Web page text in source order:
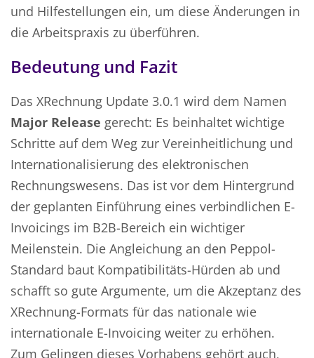
und Hilfestellungen ein, um diese Änderungen in
die Arbeitspraxis zu überführen.
Bedeutung und Fazit
Das XRechnung Update 3.0.1 wird dem Namen
Major Release gerecht: Es beinhaltet wichtige
Schritte auf dem Weg zur Vereinheitlichung und
Internationalisierung des elektronischen
Rechnungswesens. Das ist vor dem Hintergrund
der geplanten Einführung eines verbindlichen E-
Invoicings im B2B-Bereich ein wichtiger
Meilenstein. Die Angleichung an den Peppol-
Standard baut Kompatibilitäts-Hürden ab und
schafft so gute Argumente, um die Akzeptanz des
XRechnung-Formats für das nationale wie
internationale E-Invoicing weiter zu erhöhen.
Zum Gelingen dieses Vorhabens gehört auch,